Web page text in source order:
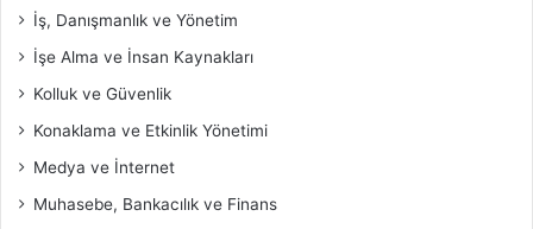
İş, Danışmanlık ve Yönetim
İşe Alma ve İnsan Kaynakları
Kolluk ve Güvenlik
Konaklama ve Etkinlik Yönetimi
Medya ve İnternet
Muhasebe, Bankacılık ve Finans